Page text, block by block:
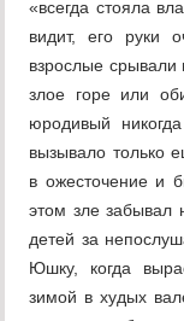
«всегда стояла
видит, его руки
взрослые срывали
злое горе или
юродивый
вызывало только
в ожесточение и
этом зле забывал
детей за
Юшку, когда
зимой в худых